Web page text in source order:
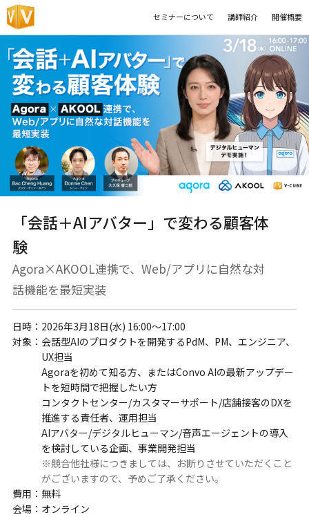
セミナーについて 講師紹介 開催概要
「会話＋AIアバター」で変わる顧客体
験
Agora×AKOOL連携で、Web/アプリに自然な対
話機能を最短実装
日時： 2026年3月18日(水) 16:00〜17:00
対象： 会話型AIのプロダクトを開発するPdM、PM、エンジニア、
UX担当
Agoraを初めて知る方、またはConvo AIの最新アップデー
トを短時間で把握したい方
コンタクトセンター/カスタマーサポート/店舗接客のDXを
推進する責任者、運用担当
AIアバター/デジタルヒューマン/音声エージェントの導入
を検討している企画、事業開発担当
※競合他社様につきましては、お断りさせていただくこと
がございますので、予めご了承ください。
費用： 無料
会場： オンライン